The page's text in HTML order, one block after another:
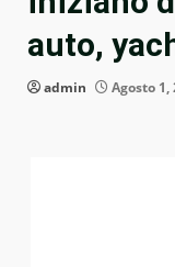
auto,
admin Agosto 1,